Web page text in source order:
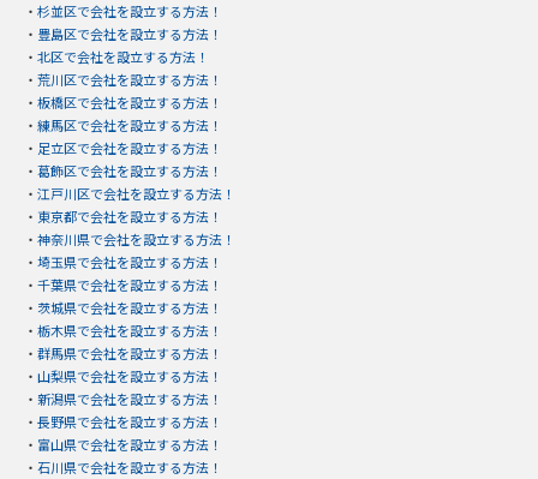
・ 杉並区で会社を設立する方法！
・ 豊島区で会社を設立する方法！
・ 北区で会社を設立する方法！
・ 荒川区で会社を設立する方法！
・ 板橋区で会社を設立する方法！
・ 練馬区で会社を設立する方法！
・ 足立区で会社を設立する方法！
・ 葛飾区で会社を設立する方法！
・ 江戸川区で会社を設立する方法！
・ 東京都で会社を設立する方法！
・ 神奈川県で会社を設立する方法！
・ 埼玉県で会社を設立する方法！
・ 千葉県で会社を設立する方法！
・ 茨城県で会社を設立する方法！
・ 栃木県で会社を設立する方法！
・ 群馬県で会社を設立する方法！
・ 山梨県で会社を設立する方法！
・ 新潟県で会社を設立する方法！
・ 長野県で会社を設立する方法！
・ 富山県で会社を設立する方法！
・ 石川県で会社を設立する方法！